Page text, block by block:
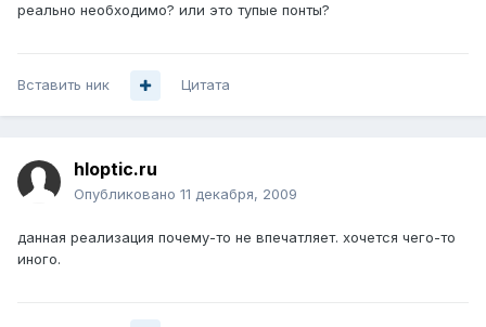
реально необходимо? или это тупые понты?
Вставить ник Цитата
hloptic.ru
Опубликовано 11 декабря, 2009
данная реализация почему-то не впечатляет. хочется чего-то
иного.